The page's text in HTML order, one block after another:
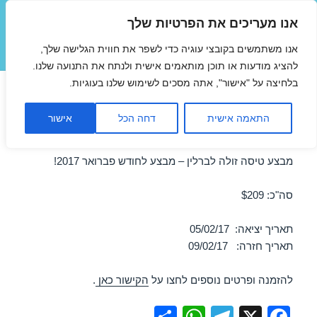
אנו מעריכים את הפרטיות שלך
אנו משתמשים בקובצי עוגיה כדי לשפר את חווית הגלישה שלך,
להציג מודעות או תוכן מותאמים אישית ולנתח את התנועה שלנו.
בלחיצה על "אישור", אתה מסכים לשימוש שלנו בעוגיות.
התאמה אישית דחה הכל אישור
תפריטים
ווידג'טים
טיסות זולות לברלין ברגע האחרון
05/02/2017
מבצע טיסה זולה לברלין – מבצע לחודש פברואר 2017!
סה"כ: $209
תאריך יציאה: 05/02/17
תאריך חזרה: 09/02/17
להזמנה ופרטים נוספים לחצו על הקישור כאן .